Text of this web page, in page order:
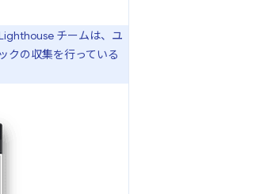
チームは、ユ
クの収集を行っている